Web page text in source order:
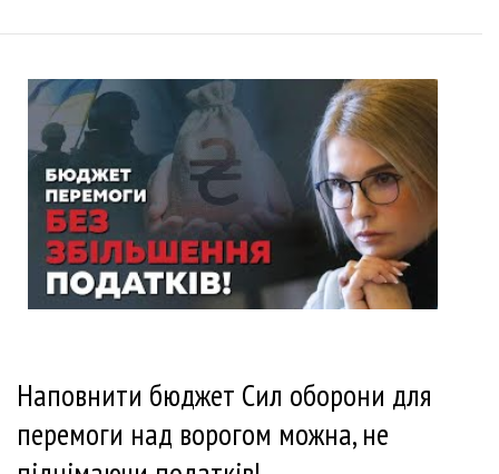
Наповнити бюджет Сил оборони для
перемоги над ворогом можна, не